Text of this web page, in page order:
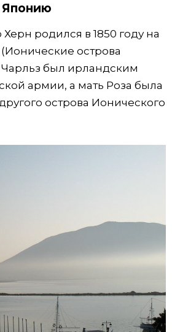
родился в 1850 году на
острова
Чарльз был ирландским
армии, а мать Роза была
острова Ионического